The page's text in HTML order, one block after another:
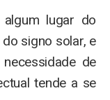
lugar do
signo solar, e
de
tende a se